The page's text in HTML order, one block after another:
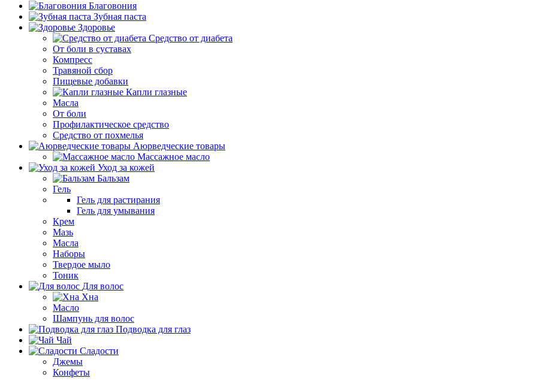
Благовония
Зубная паста
Здоровье
Средство от диабета
От боли в суставах
Компресс
Травяной сбор
Пищевые добавки
Капли глазные
Масла
От боли
Профилактическое средство
Средство от похмелья
Аюрведческие товары
Массажное масло
Уход за кожей
Бальзам
Гель
Гель для растирания
Гель для умывания
Крем
Мазь
Масла
Наборы
Твердое мыло
Тоник
Для волос
Хна
Масло
Шампунь для волос
Подводка для глаз
Чай
Сладости
Джемы
Конфеты